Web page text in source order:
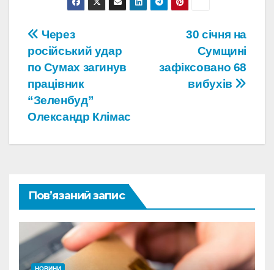
Навігація
записів
30 січня на
Сумщині
зафіксовано 68
вибухів
Через
російський удар
по Сумах загинув
працівник
“Зеленбуд”
Олександр Клімас
Пов’язаний запис
НОВИНИ